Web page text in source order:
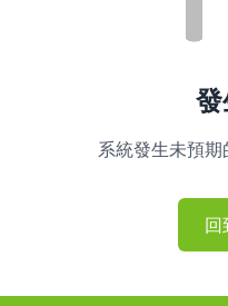
系統發生未預期
回